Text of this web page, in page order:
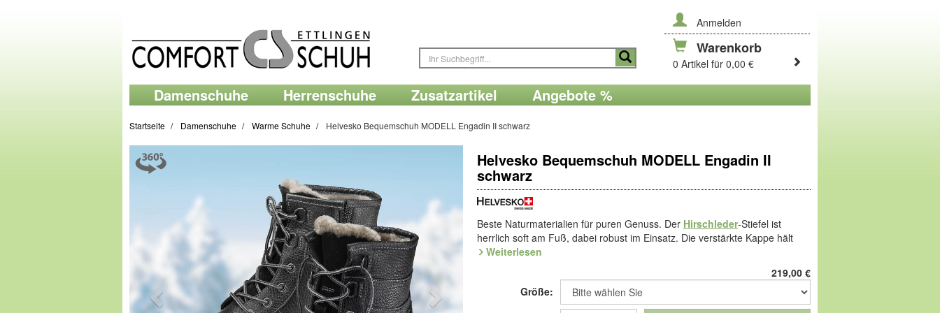
Anmelden
Warenkorb
0 Artikel für 0,00 €
Damenschuhe Herrenschuhe Zusatzartikel Angebote %
Startseite Damenschuhe Warme Schuhe Helvesko Bequemschuh MODELL Engadin II schwarz
Helvesko Bequemschuh MODELL Engadin II
schwarz
Beste Naturmaterialien für puren Genuss. Der Hirschleder-Stiefel ist
herrlich soft am Fuß, dabei robust im Einsatz. Die verstärkte Kappe hält
den hohen, breiten Zehenbereich stabil in Form. Die
Anziehen später ruckzuck. Innen weichesLammfell-Futter für
Naturwärme. Klasse im Winter: flexible Profil-Sport-Sohle aus
Leicht-TPU
mit auswechselbarem Fußbett.
Weiterlesen
219,00 €
Größe: